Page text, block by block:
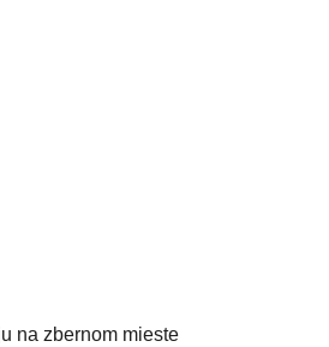
na zbernom mieste